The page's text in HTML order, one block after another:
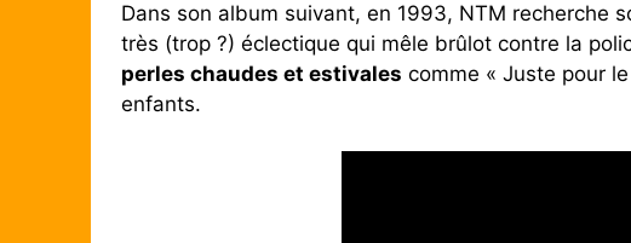
Dans son album suivant, en 1993, NTM recherche
très (trop ?) éclectique qui mêle brûlot contre la
perles chaudes et estivales comme « Juste pour
enfants.